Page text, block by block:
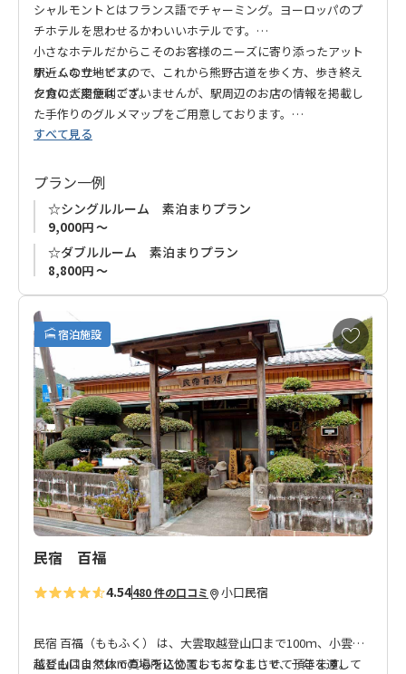
シャルモントとはフランス語でチャーミング。ヨーロッパのプ
チホテルを思わせるかわいいホテルです。
駅近くの立地ですので、これから熊野古道を歩く方、歩き終え
た方に大変便利です。
小さなホテルだからこそのお客様のニーズに寄り添ったアット
ホームなサービス。
夕食のご用意はございませんが、駅周辺のお店の情報を掲載し
た手作りのグルメマップをご用意しております。
こちらのお宿にはエレベーターがございません。
予めご了承ください。
シングルルーム：１Ｆ～３Ｆ
ツインルーム：２Ｆ～３Ｆ
ダブルルーム：１Ｆ
トリプルルーム：２Ｆ
すべて見る
プラン一例
☆シングルルーム 素泊まりプラン
9,000円 ～
☆ダブルルーム 素泊まりプラン
8,800円 ～
宿泊施設
お
気
に
入
り
に
追
加
民宿 百福
4.54480 件の口コミ 小口民宿
民宿 百福（ももふく） は、大雲取越登山口まで100ｍ、小雲取
越登山口まで1kmの場所に位置しておりまして、一年を通して
私どもは自然体で真心を込めておもてなしさせて頂きます。